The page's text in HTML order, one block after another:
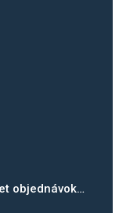
objednávok…